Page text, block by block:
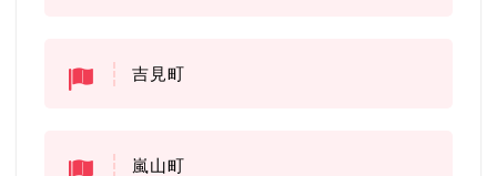
吉見町
嵐山町